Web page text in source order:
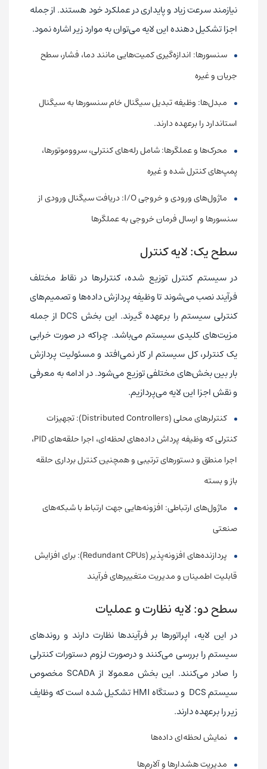
نیازمند سرعت زیاد و پایداری در عملکرد خود هستند. از جمله
اجزا تشکیل دهنده این لایه می‌توان به موارد زیر اشاره نمود.
سنسورها: اندازه‌گیری کمیت‌هایی مانند دما، فشار، سطح
جریان و غیره
مبدل‌ها: وظیفه تبدیل سیگنال خام سنسورها به سیگنال
استاندارد را برعهده دارند.
محرک‌ها و عملگرها: شامل رله‌های کنترلی، سرووموتورها،
پمپ‌های کنترل شده و غیره
ماژول‌های ورودی و خروجی I/O: دریافت سیگنال ورودی از
سنسورها و ارسال فرمان خروجی به عملگرها
سطح یک: لایه کنترل
در سیستم کنترل توزیع شده، کنترلرها در نقاط مختلف
فرآیند نصب می‌شوند تا وظیفه پردازش داده‌ها و تصمیم‌های
کنترلی سیستم را برعهده گیرند. این بخش DCS از جمله
مزیت‌های کلیدی سیستم می‌باشد. چراکه در صورت خرابی
یک کنترلر، کل سیستم ار کار نمی‌افتد و مسئولیت پردازش
بار بین بخش‌های مختلفی توزیع می‌شود. در ادامه به معرفی
و نقش اجزا این لایه می‌پردازیم.
کنترلرهای محلی (Distributed Controllers): تجهیزات
کنترلی که وظیفه پرداش داده‌های لحظه‌ای، اجرا حلقه‌های PID،
اجرا منطق‌ و دستورهای ترتیبی و همچنین کنترل برداری حلقه
باز و بسته
ماژول‌های ارتباطی: افزونه‌هایی جهت ارتباط با شبکه‌های
صنعتی
پردازنده‌های افزونه‌پذیر (Redundant CPUs): برای افزایش
قابلیت اطمینان و مدیریت متغییرهای فرآیند
سطح دو: لایه نظارت و عملیات
در این لایه، اپراتورها بر فرآیندها نظارت دارند و روندهای
سیستم را بررسی می‌کنند و درصورت لزوم دستورات کنترلی
را صادر می‌کنند. این بخش معمولا از SCADA مخصوص
سیستم DCS و دستگاه HMI تشکیل شده است که وظایف
زیر را برعهده دارند.
نمایش لحظه‌ای داده‌ها
مدیریت هشدارها و آلارم‌ها